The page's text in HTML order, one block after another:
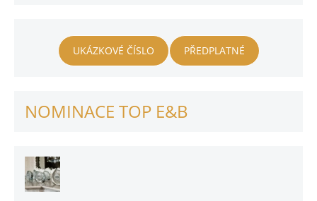
UKÁZKOVÉ ČÍSLO PŘEDPLATNÉ
NOMINACE TOP E&B